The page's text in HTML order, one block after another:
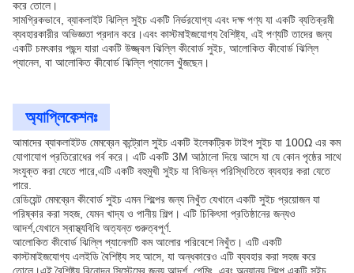
করে তোলে।
সামগ্রিকভাবে, ব্যাকলাইট ঝিল্লি সুইচ একটি নির্ভরযোগ্য এবং দক্ষ পণ্য যা একটি ব্যতিক্রমী
ব্যবহারকারীর অভিজ্ঞতা প্রদান করে।এবং কাস্টমাইজযোগ্য বৈশিষ্ট্য, এই পণ্যটি তাদের জন্য
একটি চমৎকার পছন্দ যারা একটি উজ্জ্বল ঝিল্লি কীবোর্ড সুইচ, আলোকিত কীবোর্ড ঝিল্লি
প্যানেল, বা আলোকিত কীবোর্ড ঝিল্লি প্যানেল খুঁজছেন।
অ্যাপ্লিকেশনঃ
আমাদের ব্যাকলাইটড মেমব্রেন কন্ট্রোল সুইচ একটি ইলেকট্রিক টাইপ সুইচ যা 100Ω এর কম
যোগাযোগ প্রতিরোধের গর্ব করে। এটি একটি 3M আঠালো দিয়ে আসে যা যে কোন পৃষ্ঠের সাথে
সংযুক্ত করা যেতে পারে,এটি একটি বহুমুখী সুইচ যা বিভিন্ন পরিস্থিতিতে ব্যবহার করা যেতে
পারে.
রেডিয়েন্ট মেমব্রেন কীবোর্ড সুইচ এমন শিল্পের জন্য নিখুঁত যেখানে একটি সুইচ প্রয়োজন যা
পরিষ্কার করা সহজ, যেমন খাদ্য ও পানীয় শিল্প। এটি চিকিৎসা প্রতিষ্ঠানের জন্যও
আদর্শ,যেখানে স্বাস্থ্যবিধি অত্যন্ত গুরুত্বপূর্ণ.
আলোকিত কীবোর্ড ঝিল্লি প্যানেলটি কম আলোর পরিবেশে নিখুঁত। এটি একটি
কাস্টমাইজযোগ্য এলইডি বৈশিষ্ট্য সহ আসে, যা অন্ধকারেও এটি ব্যবহার করা সহজ করে